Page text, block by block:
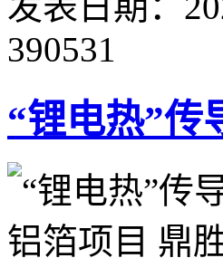
390531
“锂电热”传